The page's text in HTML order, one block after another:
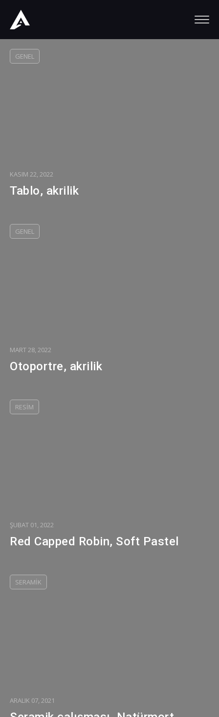
GENEL
KASIM 22, 2022
Tablo, akrilik
GENEL
MART 28, 2022
Otoportre, akrilik
RESIM
ŞUBAT 01, 2022
Red Capped Robin, Soft Pastel
SERAMIK
ARALIK 07, 2021